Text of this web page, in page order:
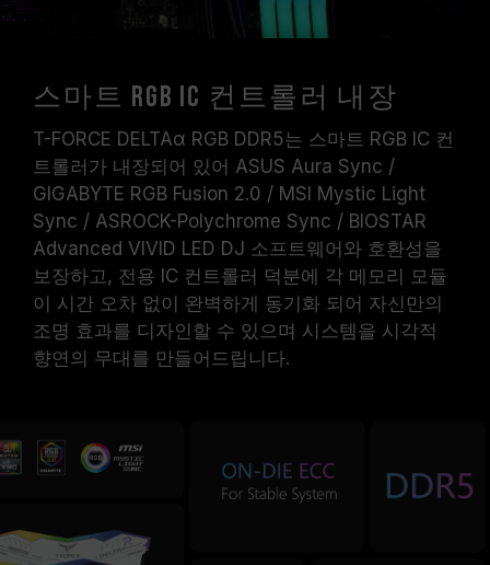
스마트 RGB IC 컨트롤러 내장
T-FORCE DELTAα RGB DDR5는 스마트 RGB IC 컨
트롤러가 내장되어 있어 ASUS Aura Sync /
GIGABYTE RGB Fusion 2.0 / MSI Mystic Light
Sync / ASROCK-Polychrome Sync / BIOSTAR
Advanced VIVID LED DJ 소프트웨어와 호환성을
보장하고, 전용 IC 컨트롤러 덕분에 각 메모리 모듈
이 시간 오차 없이 완벽하게 동기화 되어 자신만의
조명 효과를 디자인할 수 있으며 시스템을 시각적
향연의 무대를 만들어드립니다.